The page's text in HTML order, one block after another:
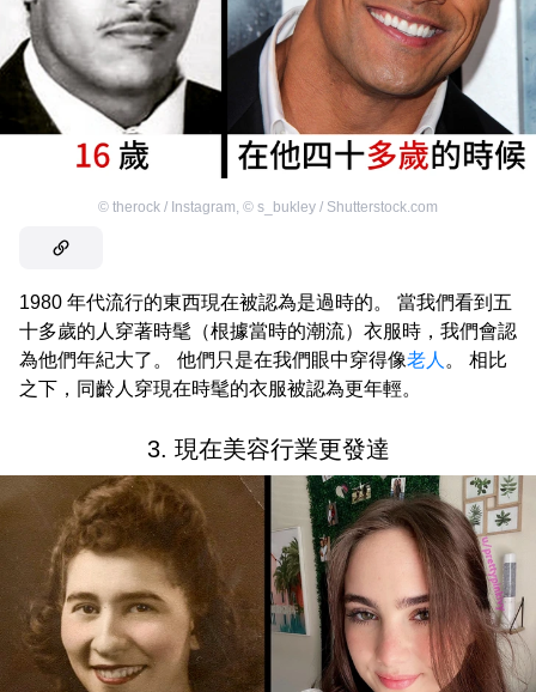
© therock / Instagram, © s_bukley / Shutterstock.com
1980 年代流行的東西現在被認為是過時的。 當我們看到五
十多歲的人穿著時髦（根據當時的潮流）衣服時，我們會認
為他們年紀大了。 他們只是在我們眼中穿得像老人 。 相比
之下，同齡人穿現在時髦的衣服被認為更年輕。
3. 現在美容行業更發達